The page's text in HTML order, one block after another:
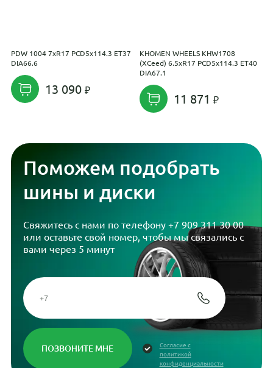
PDW 1004 7xR17 PCD5x114.3 ET37
DIA66.6
13 090
KHOMEN WHEELS KHW1708
(XCeed) 6.5xR17 PCD5x114.3 ET40
DIA67.1
11 871
Поможем подобрать
шины и диски
Свяжитесь с нами по телефону +7 909 311 30 00
или оставьте свой номер, чтобы мы связались с
вами через 5 минут
Согласие с
политикой
конфиденциальности